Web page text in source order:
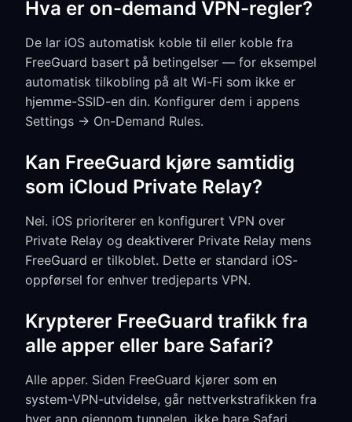
Hva er on-demand VPN-regler?
De lar iOS automatisk koble til eller koble fra
FreeGuard basert på betingelser — for eksempel
automatisk tilkobling på alt Wi-Fi som ikke er
hjemme-SSID-en din. Konfigurer dem i appens
Settings → On-Demand Rules.
Kan FreeGuard kjøre samtidig
som iCloud Private Relay?
Nei. iOS prioriterer en konfigurert VPN over
Private Relay og deaktiverer Private Relay mens
FreeGuard er tilkoblet. Dette er standard iOS-
oppførsel for enhver tredjeparts VPN.
Krypterer FreeGuard trafikk fra
alle apper eller bare Safari?
Alle apper. Siden FreeGuard kjører som en
system-VPN-utvidelse, går nettverkstrafikken fra
hver app gjennom tunnelen, ikke bare Safari.